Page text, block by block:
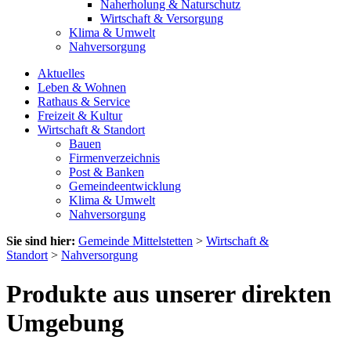
Naherholung & Naturschutz
Wirtschaft & Versorgung
Klima & Umwelt
Nahversorgung
Aktuelles
Leben & Wohnen
Rathaus & Service
Freizeit & Kultur
Wirtschaft & Standort
Bauen
Firmenverzeichnis
Post & Banken
Gemeindeentwicklung
Klima & Umwelt
Nahversorgung
Sie sind hier: Gemeinde Mittelstetten > Wirtschaft &
Standort > Nahversorgung
Produkte aus unserer direkten
Umgebung